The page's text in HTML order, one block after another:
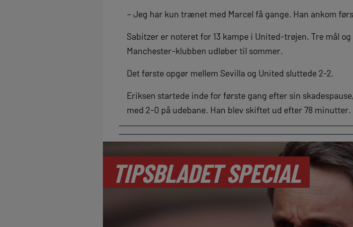
– Jeg har kun trænet med Marcel få gange. Han ankom
Sabitzer er noteret for 13 kampe i United-trøjen. Tre mål
Manchester-klubben udløber til sommer.
Det første opgør mellem Sevilla og United sluttede 2-2.
Eriksen startede inde for første gang efter sin
med 2-0 på udebane. Han blev skiftet ud efter 78 minutter.
TIPSBLADET SPECIAL